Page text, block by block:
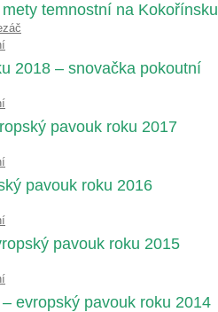
temnostní na Kokořínsku
2018 – snovačka pokoutní
pavouk roku 2017
pavouk roku 2016
pavouk roku 2015
evropský pavouk roku 2014